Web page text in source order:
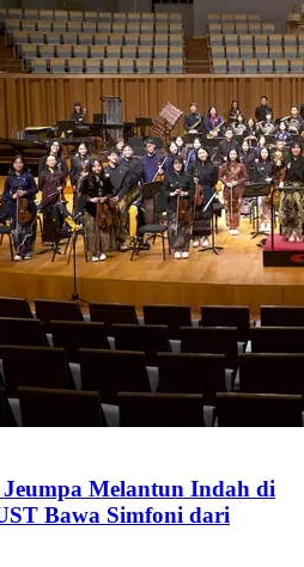
Melantun Indah di
Bawa Simfoni dari